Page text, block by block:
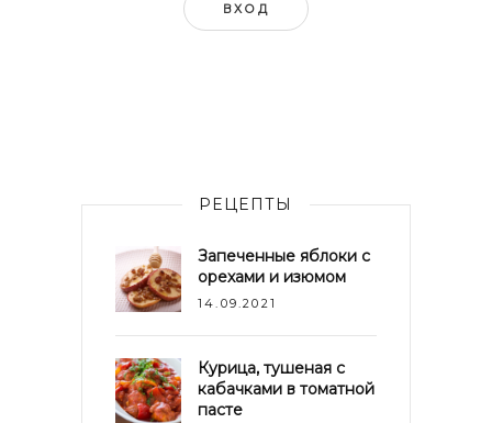
ВХОД
РЕЦЕПТЫ
Запеченные яблоки с
орехами и изюмом
14.09.2021
Курица, тушеная с
кабачками в томатной
пасте